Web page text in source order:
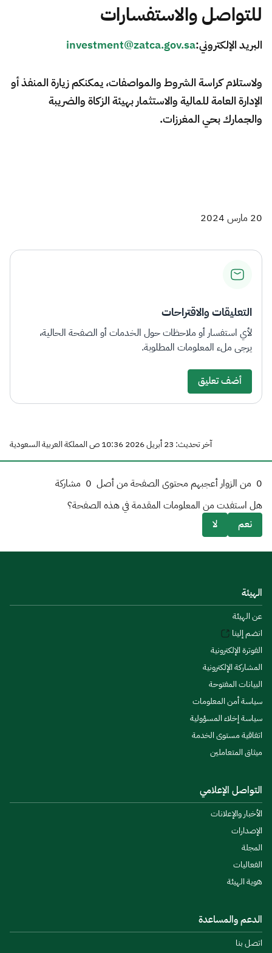
للتواصل والاستفسارات
البريد الإلكتروني:investment@zatca.gov.sa
ولاستلام كراسة الشروط والمواصفات، يمكنكم زيارة المنفذ أو
الإدارة العامة للمالية والاستثمار بهيئة الزكاة والضريبة
والجمارك بحي المغرزات.
20 مارس 2024
التعليقات والاقتراحات
لأي استفسار أو ملاحظات حول الخدمات أو الصفحة الحالية،
يرجى ملء المعلومات المطلوبة.
أضف تعليق
آخر تحديث: 23 أبريل 2026 10:36 ص المملكة العربية السعودية
0 من الزوار أعجبهم محتوى الصفحة من أصل 0 مشاركة
هل استفدت من المعلومات المقدمة في هذه الصفحة؟
نعم
لا
الهيئة
عن الهيئة
انضم إلينا
الفوترة الإلكترونية
المشاركة الإلكترونية
البيانات المفتوحة
سياسة أمن المعلومات
سياسة إخلاء المسؤولية
اتفاقية مستوى الخدمة
ميثاق المتعاملين
التواصل الإعلامي
الأخبار والإعلانات
الإصدارات
المجلة
الفعاليات
هوية الهيئة
الدعم والمساعدة
اتصل بنا